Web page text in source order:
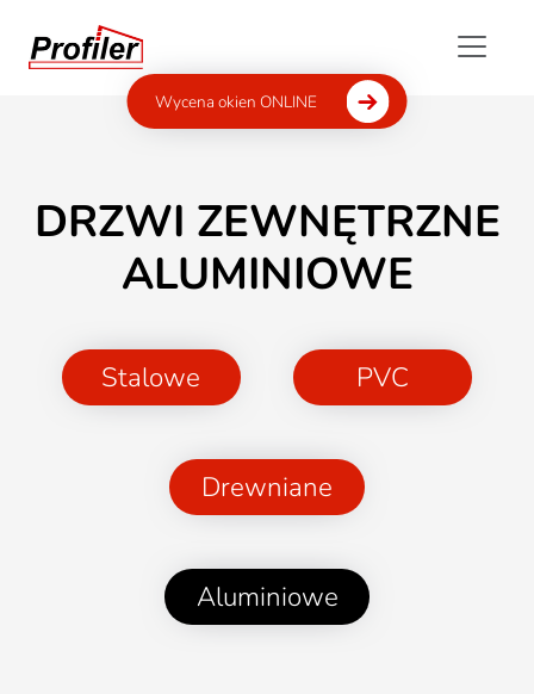
Wycena okien ONLINE
DRZWI ZEWNĘTRZNE
ALUMINIOWE
Stalowe PVC
Drewniane
Aluminiowe